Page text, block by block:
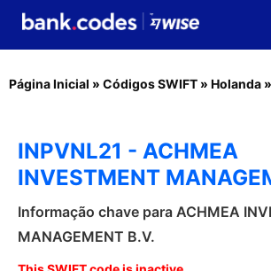
Página Inicial » Códigos SWIFT » Holanda »
INPVNL21 - ACHMEA
INVESTMENT
Informação chave para ACHMEA
MANAGEMENT B.V.